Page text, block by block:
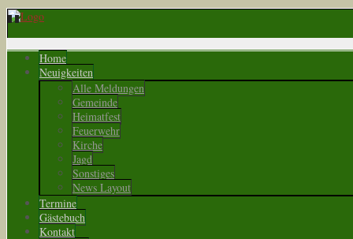
Home
Neuigkeiten
Alle Meldungen
Gemeinde
Heimatfest
Feuerwehr
Kirche
Jagd
Sonstiges
News Layout
Termine
Gästebuch
Kontakt